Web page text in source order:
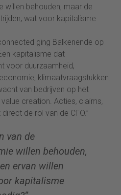
willen behouden, maar de
wat voor kapitalisme
ging Balkenende op
kapitalisme dat
voor duurzaamheid,
klimaatvraagstukken.
van bedrijven op het
creation. Acties, claims,
de rol van de CFO.”
van de
willen behouden,
ervan willen
kapitalisme